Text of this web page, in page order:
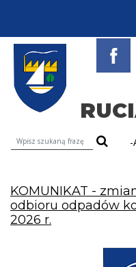
Wyszukiwarka treści na -
KOMUNIKAT -
odbioru odpadów
2026 r.